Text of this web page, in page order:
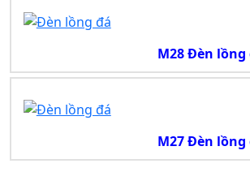
M28 Đèn lồng
M27 Đèn lồng